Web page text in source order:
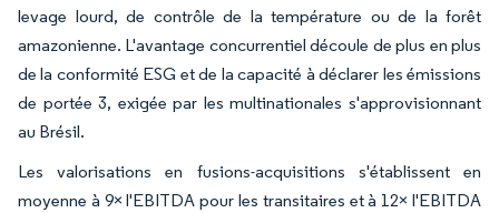
levage lourd, de contrôle de la température ou de la forêt
amazonienne. L'avantage concurrentiel découle de plus en plus
de la conformité ESG et de la capacité à déclarer les émissions
de portée 3, exigée par les multinationales s'approvisionnant
au Brésil.
Les valorisations en fusions-acquisitions s'établissent en
moyenne à 9× l'EBITDA pour les transitaires et à 12× l'EBITDA